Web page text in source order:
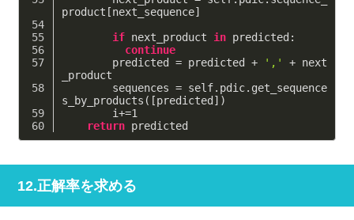
product[next_sequence]
if next_product in predicted:
continue
        predicted = predicted +
','
+ next
_product
s_by_products([predicted])
        i+=
1
return predicted
12.正解率を求める